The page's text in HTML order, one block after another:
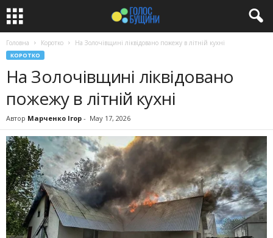
Головна Коротко На Золочівщині ліквідовано пожежу в літній кухні
КОРОТКО
На Золочівщині ліквідовано
пожежу в літній кухні
Автор Марченко Ігор - May 17, 2026